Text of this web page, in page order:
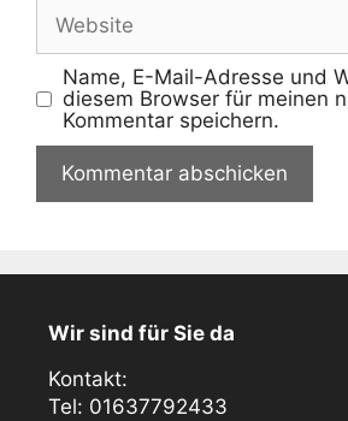
Name, E-Mail-Adresse und
diesem Browser für meinen
Kommentar speichern.
Wir sind für Sie da
Kontakt:
Tel: 01637792433